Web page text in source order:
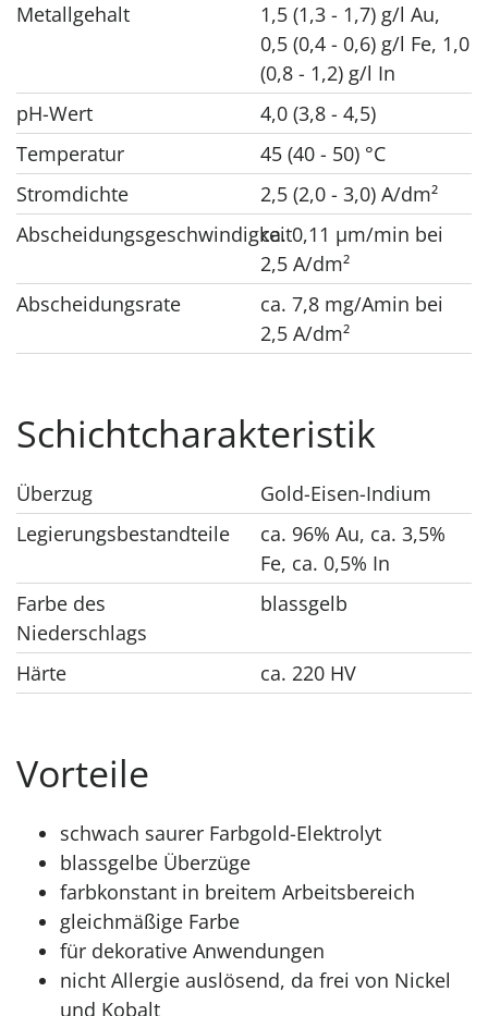
Metallgehalt
1,5 (1,3 - 1,7) g/l Au,
0,5 (0,4 - 0,6) g/l Fe, 1,0
(0,8 - 1,2) g/l In
pH-Wert
4,0 (3,8 - 4,5)
Temperatur
45 (40 - 50) °C
Stromdichte
2,5 (2,0 - 3,0) A/dm²
Abscheidungsgeschwindigkeitca. 0,11 μm/min bei
2,5 A/dm²
Abscheidungsrate
ca. 7,8 mg/Amin bei
2,5 A/dm²
Schichtcharakteristik
Überzug
Gold-Eisen-Indium
Legierungsbestandteile
ca. 96% Au, ca. 3,5%
Fe, ca. 0,5% In
Farbe des
Niederschlags
blassgelb
Härte ca. 220 HV
Vorteile
schwach saurer Farbgold-Elektrolyt
blassgelbe Überzüge
farbkonstant in breitem Arbeitsbereich
gleichmäßige Farbe
für dekorative Anwendungen
nicht Allergie auslösend, da frei von Nickel
und Kobalt